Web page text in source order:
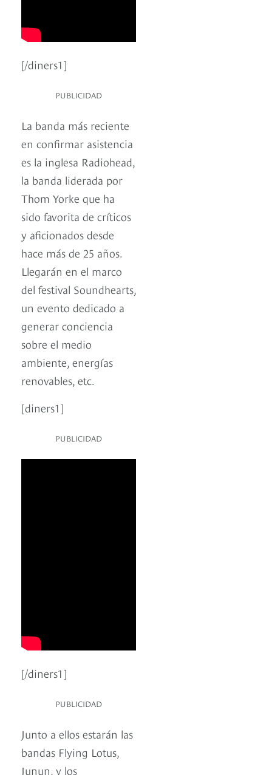
[/diners1]
PUBLICIDAD
La banda más reciente
en confirmar asistencia
es la inglesa Radiohead,
la banda liderada por
Thom Yorke que ha
sido favorita de críticos
y aficionados desde
hace más de 25 años.
Llegarán en el marco
del festival Soundhearts,
un evento dedicado a
generar conciencia
sobre el medio
ambiente, energías
renovables, etc.
[diners1]
PUBLICIDAD
[/diners1]
PUBLICIDAD
Junto a ellos estarán las
bandas Flying Lotus,
Junun, y los